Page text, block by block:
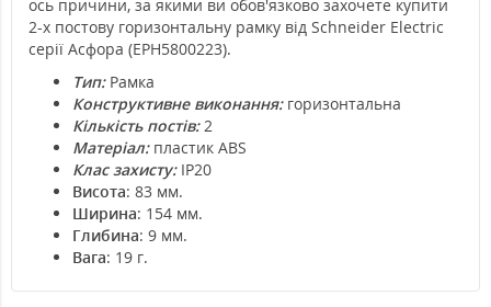
ось причини, за якими ви обов'язково захочете купити
2-х постову горизонтальну рамку від Schneider Electric
серії Асфора (EPH5800223).
Тип:Рамка
Конструктивне виконання:горизонтальна
Кількість постів:2
Матеріал:пластик ABS
Клас захисту:IP20
Висота: 83 мм.
Ширина: 154 мм.
Глибина: 9 мм.
Вага: 19 г.